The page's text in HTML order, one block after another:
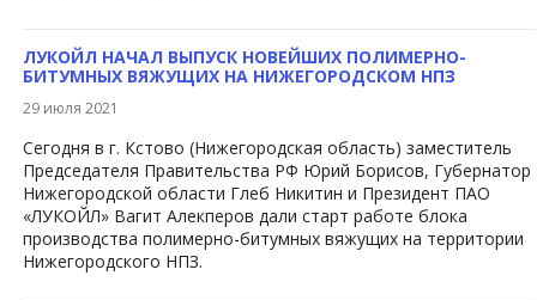
ЛУКОЙЛ НАЧАЛ ВЫПУСК НОВЕЙШИХ ПОЛИМЕРНО-
БИТУМНЫХ ВЯЖУЩИХ НА НИЖЕГОРОДСКОМ НПЗ
29 июля 2021
​Сегодня в г. Кстово (Нижегородская область) заместитель
Председателя Правительства РФ Юрий Борисов, Губернатор
Нижегородской области Глеб Никитин и Президент ПАО
«ЛУКОЙЛ» Вагит Алекперов дали старт работе блока
производства полимерно-битумных вяжущих на территории
Нижегородского НПЗ.